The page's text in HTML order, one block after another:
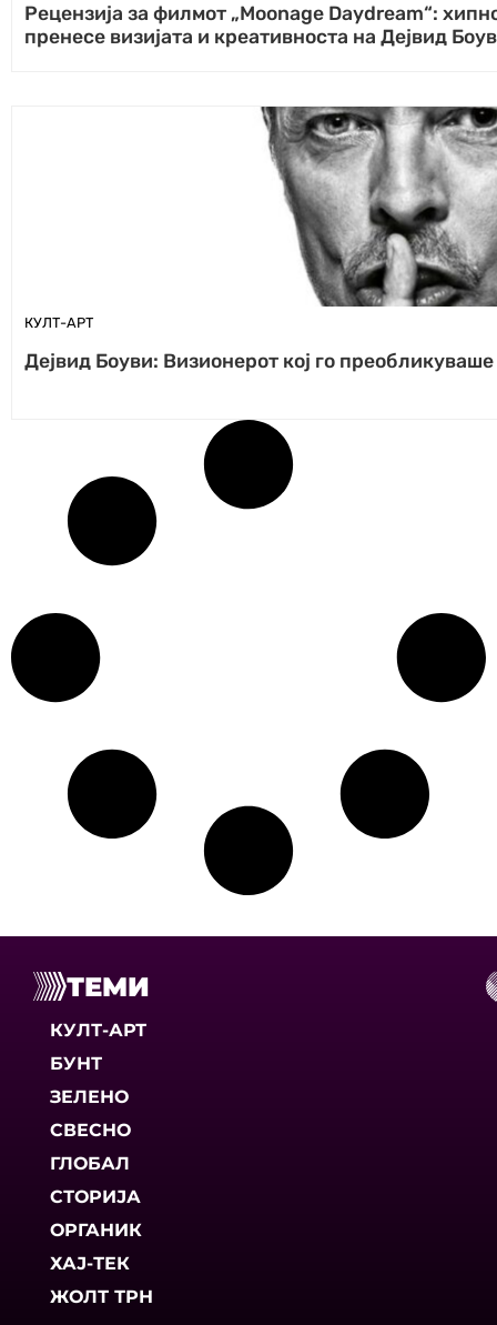
Рецензија за филмот „Moonage Daydream“:
пренесе визијата и креативноста на Дејвид
КУЛТ-АРТ
Дејвид Боуви: Визионерот кој го
ТЕМИ
КУЛТ-АРТ
БУНТ
ЗЕЛЕНО
СВЕСНО
ГЛОБАЛ
СТОРИЈА
ОРГАНИК
ХАЈ-ТЕК
ЖОЛТ ТРН